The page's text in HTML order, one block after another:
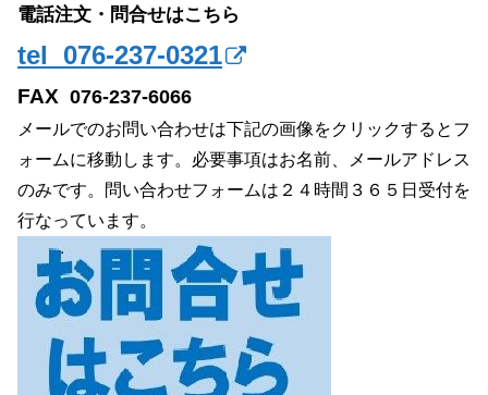
電話注文・問合せはこちら
tel 076-237-0321
FAX 076-237-6066
メールでのお問い合わせは下記の画像をクリックするとフ
ォームに移動します。必要事項はお名前、メールアドレス
のみです。問い合わせフォームは２４時間３６５日受付を
行なっています。